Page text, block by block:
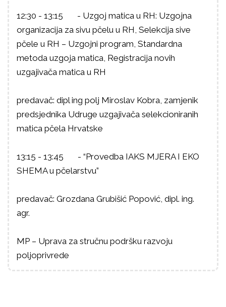
12:30 - 13:15 - Uzgoj matica u RH: Uzgojna
organizacija za sivu pčelu u RH, Selekcija sive
pčele u RH – Uzgojni program, Standardna
metoda uzgoja matica, Registracija novih
uzgajivača matica u RH
predavač: dipl ing polj Miroslav Kobra, zamjenik
predsjednika Udruge uzgajivača selekcioniranih
matica pčela Hrvatske
13:15 - 13:45 - “Provedba IAKS MJERA I EKO
SHEMA u pčelarstvu”
predavač: Grozdana Grubišić Popović, dipl. ing.
agr.
MP – Uprava za stručnu podršku razvoju